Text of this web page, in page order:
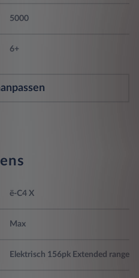
5000
6+
ë-C4 X
Max
Elektrisch 156pk Extended range